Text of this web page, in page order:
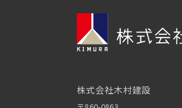
株式会社木村建設